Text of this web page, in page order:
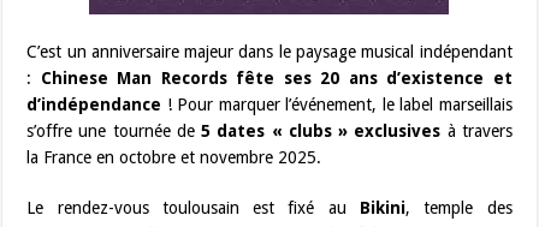
C’est un anniversaire majeur dans le paysage musical indépendant
: Chinese Man Records fête ses 20 ans d’existence et
d’indépendance ! Pour marquer l’événement, le label marseillais
s’offre une tournée de5 dates « clubs » exclusives à travers
la France en octobre et novembre 2025.
Le rendez-vous toulousain est fixé au Bikini, temple des